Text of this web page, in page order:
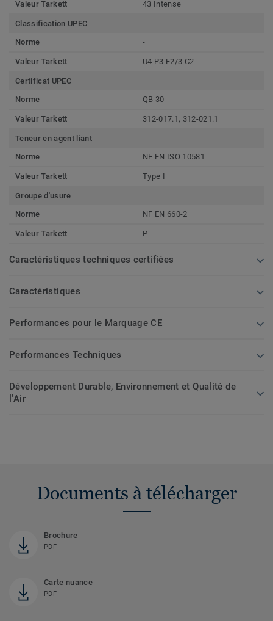
Valeur Tarkett 43 Intense
Classification UPEC
Norme
-
Valeur Tarkett U4 P3 E2/3 C2
Certificat UPEC
Norme
QB 30
Valeur Tarkett 312-017.1, 312-021.1
Teneur en agent liant
Norme
NF EN ISO 10581
Valeur Tarkett Type I
Groupe d'usure
Norme
NF EN 660-2
Valeur Tarkett P
Caractéristiques techniques certifiées
Caractéristiques
Performances pour le Marquage CE
Performances Techniques
Développement Durable, Environnement et Qualité de
l'Air
Documents à télécharger
Brochure
PDF
Carte nuance
PDF